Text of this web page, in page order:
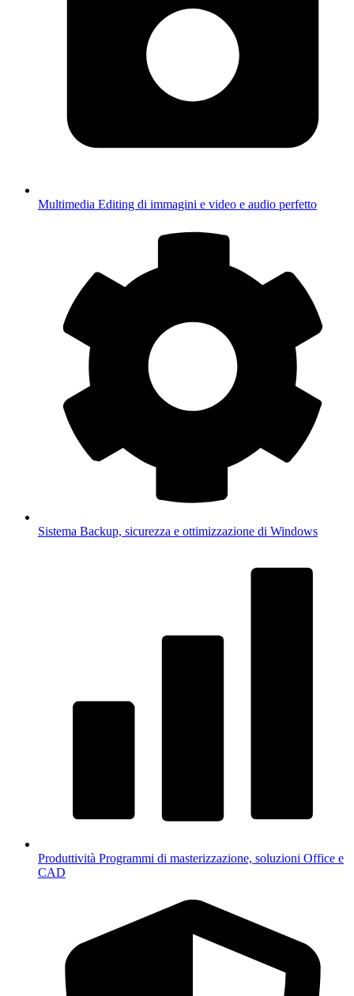
Multimedia Editing di immagini e video e audio perfetto
Sistema Backup, sicurezza e ottimizzazione di Windows
Produttività Programmi di masterizzazione, soluzioni Office e
CAD